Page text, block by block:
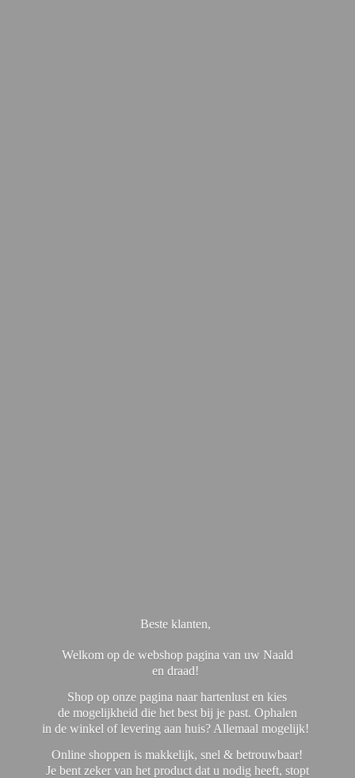
Beste klanten,
Welkom op de webshop pagina van uw Naald
en draad!
Shop op onze pagina naar hartenlust en kies
de mogelijkheid die het best bij je past. Ophalen
in de winkel of levering aan huis? Allemaal mogelijk!
Online shoppen is makkelijk, snel & betrouwbaar!
Je bent zeker van het product dat u nodig heeft, stopt